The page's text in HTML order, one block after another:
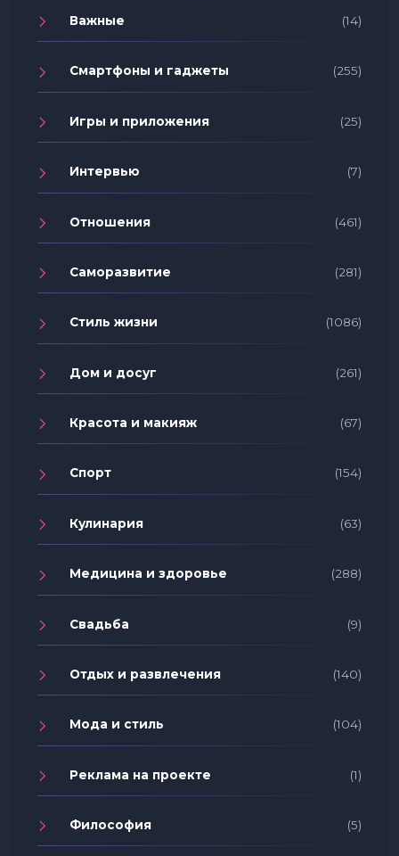
Важные (14)
Смартфоны и гаджеты (255)
Игры и приложения (25)
Интервью (7)
Отношения (461)
Саморазвитие (281)
Стиль жизни (1086)
Дом и досуг (261)
Красота и макияж (67)
Спорт (154)
Кулинария (63)
Медицина и здоровье (288)
Свадьба (9)
Отдых и развлечения (140)
Мода и стиль (104)
Реклама на проекте (1)
Философия (5)